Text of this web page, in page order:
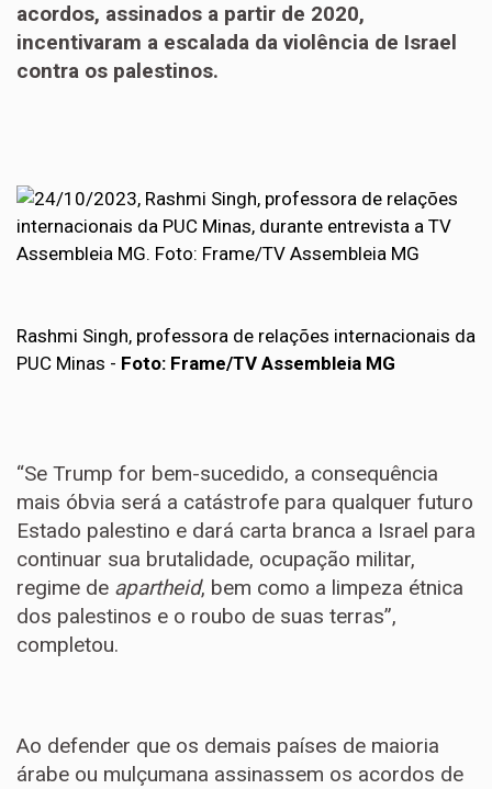
acordos, assinados a partir de 2020,
incentivaram a escalada da violência de Israel
contra os palestinos.
Rashmi Singh, professora de relações internacionais da
PUC Minas - Foto: Frame/TV Assembleia MG
“Se Trump for bem-sucedido, a consequência
mais óbvia será a catástrofe para qualquer futuro
Estado palestino e dará carta branca a Israel para
continuar sua brutalidade, ocupação militar,
regime de apartheid, bem como a limpeza étnica
dos palestinos e o roubo de suas terras”,
completou.
Ao defender que os demais países de maioria
árabe ou mulçumana assinassem os acordos de